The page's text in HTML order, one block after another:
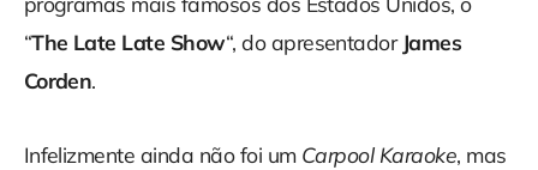
“The Late Late Show“, do apresentadorJames
Corden.
Infelizmente ainda não foi um Carpool Karaoke, mas